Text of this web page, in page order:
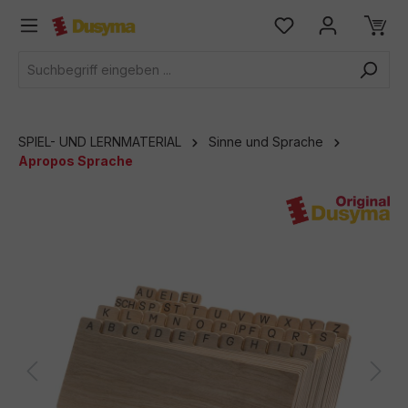
springen
SPIEL- UND LERNMATERIAL
Sinne und Sprache
Apropos Sprache